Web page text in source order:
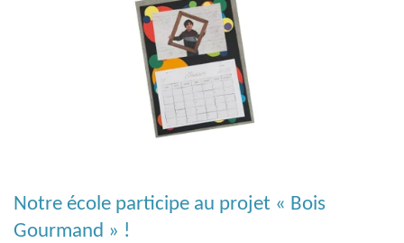
Notre école participe au projet « Bois
Gourmand » !